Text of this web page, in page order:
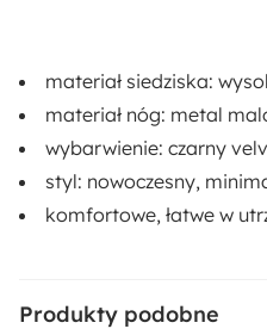
Wysokość siedziska:
46.5 cm
Głębokość siedziska:
42.5 cm
41 cm
materiał siedziska:
materiał nóg: metal
wybarwienie: czarny
styl: nowoczesny,
komfortowe, łatwe w
Produkty podobne